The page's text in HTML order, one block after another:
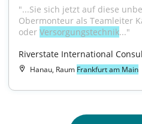
"...Sie sich jetzt auf diese
Obermonteur als Teamleiter
oder Versorgungstechnik..."
Riverstate International
Hanau, Raum Frankfurt am Main